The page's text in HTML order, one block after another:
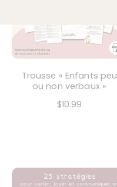
Trousse « Enfants peu
ou non verbaux »
$10.99